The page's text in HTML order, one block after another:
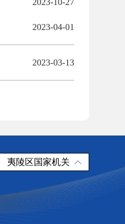
2023-10-27
2023-04-01
2023-03-13
夷陵区国家机关